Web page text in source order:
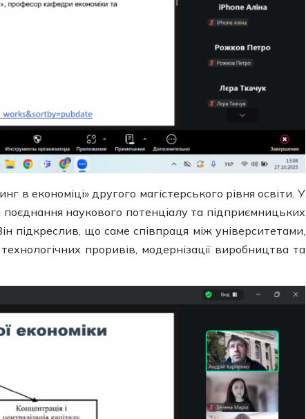
в економіці» другого магістерського рівня освіти. У
наукового потенціалу та підприємницьких
підкреслив, що саме співпраця між університетами,
проривів, модернізації виробництва та